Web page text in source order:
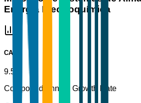
Energía Electroquímica
CAGR
9.5%
Compound Annual Growth Rate